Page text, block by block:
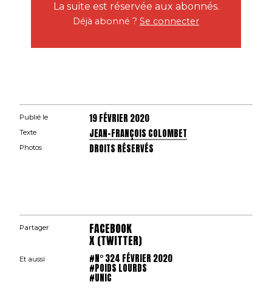
La suite est réservée aux abonnés.
Déjà abonné ? Se connecter
Publié le 19 FÉVRIER 2020
Texte JEAN-FRANÇOIS COLOMBET
Photos DROITS RÉSERVÉS
Partager FACEBOOK
X (TWITTER)
Et aussi #N° 324 FÉVRIER 2020
#POIDS LOURDS
#UNIC